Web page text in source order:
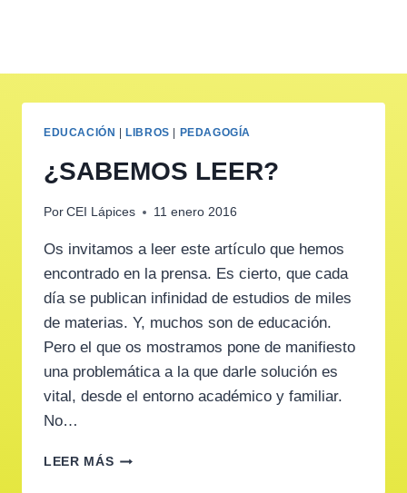
EDUCACIÓN LIBROS PEDAGOGÍA
¿SABEMOS LEER?
Por CEI Lápices 11 enero 2016
Os invitamos a leer este artículo que hemos
encontrado en la prensa. Es cierto, que cada
día se publican infinidad de estudios de miles
de materias. Y, muchos son de educación.
Pero el que os mostramos pone de manifiesto
una problemática a la que darle solución es
vital, desde el entorno académico y familiar.
No…
LEER MÁS¿SABEMOS